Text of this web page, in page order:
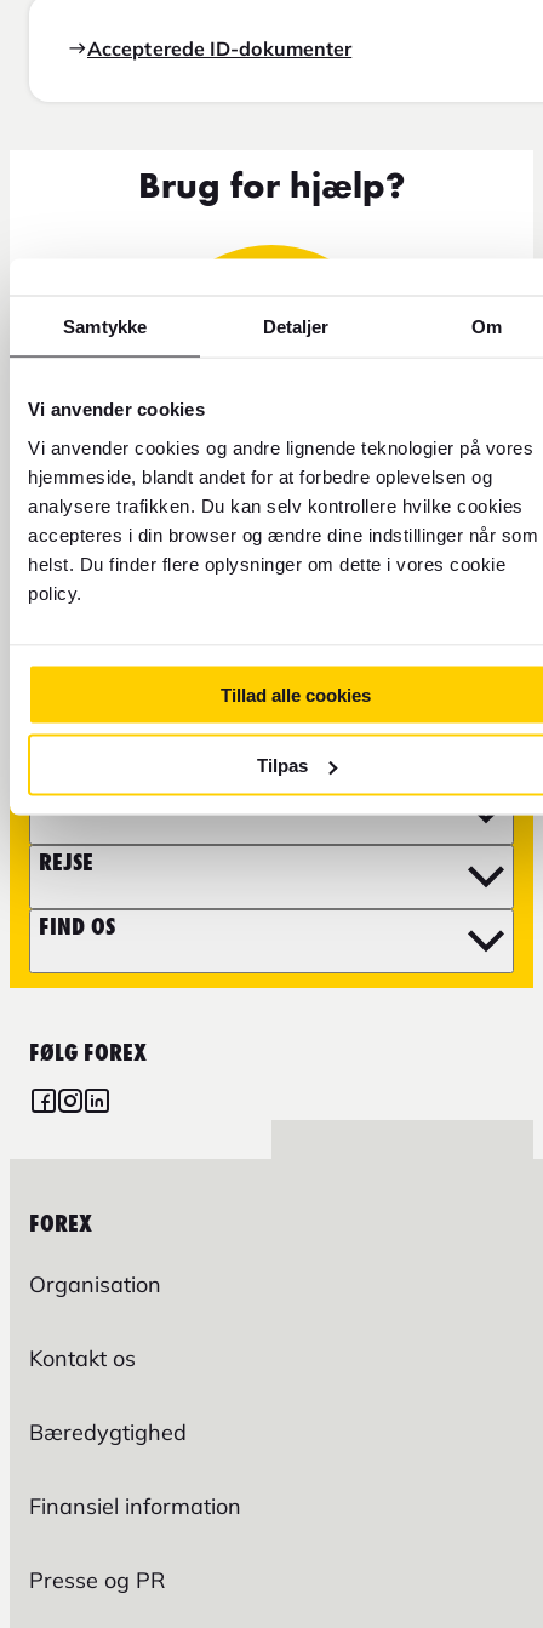
Samtykke Detaljer Om
Vi anvender cookies
Vi anvender cookies og andre lignende teknologier på vores
hjemmeside, blandt andet for at forbedre oplevelsen og
analysere trafikken. Du kan selv kontrollere hvilke cookies
accepteres i din browser og ændre dine indstillinger når som
helst. Du finder flere oplysninger om dette i vores cookie
policy.
Tillad alle cookies
Tilpas
Accepterede ID-dokumenter
Brug for hjælp?
Send os en e-mail eller
besøg vores
Husk at visse forhold såsom spørgsmål om bestilling af
flyrejser og rejseoplevelser, skal tages direkte med vores
påkundeservicesiden.
VALUTA
REJSE
FIND OS
FØLG FOREX
FOREX
Organisation
Kontakt os
Bæredygtighed
Finansiel information
Presse og PR